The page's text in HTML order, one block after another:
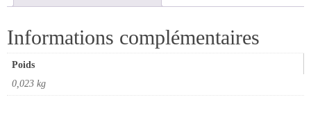
8mm
Informations complémentaires
Poids
0,023 kg